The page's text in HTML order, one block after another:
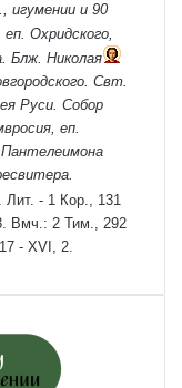
игумении и 90
еп. Охридского,
. Блж. Николая
Свт.
Руси. Собор
, еп.
Пантелеимона
Лит. - 1 Кор., 131
Вмч.: 2 Тим., 292
- XVI, 2.